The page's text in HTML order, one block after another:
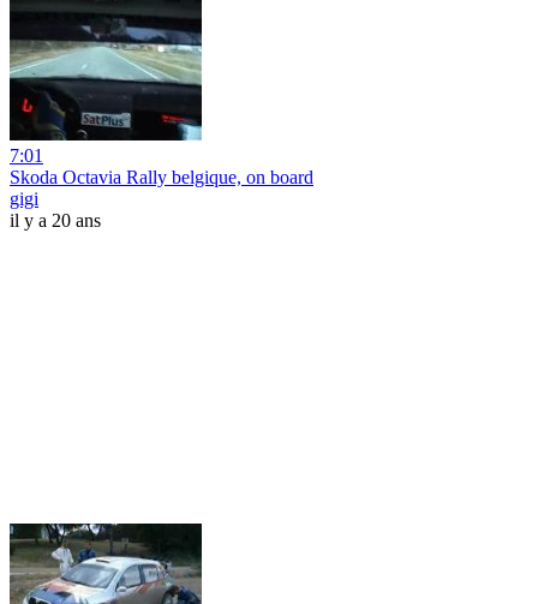
7:01
Skoda Octavia Rally belgique, on board
gigi
il y a 20 ans